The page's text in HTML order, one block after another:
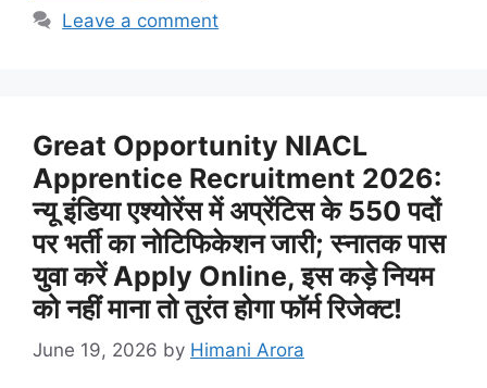
Leave a comment
Great Opportunity NIACL
Apprentice Recruitment 2026:
न्यू इंडिया एश्योरेंस में अप्रेंटिस के 550 पदों
पर भर्ती का नोटिफिकेशन जारी; स्नातक पास
युवा करें Apply Online, इस कड़े नियम
को नहीं माना तो तुरंत होगा फॉर्म रिजेक्ट!
June 19, 2026 by Himani Arora